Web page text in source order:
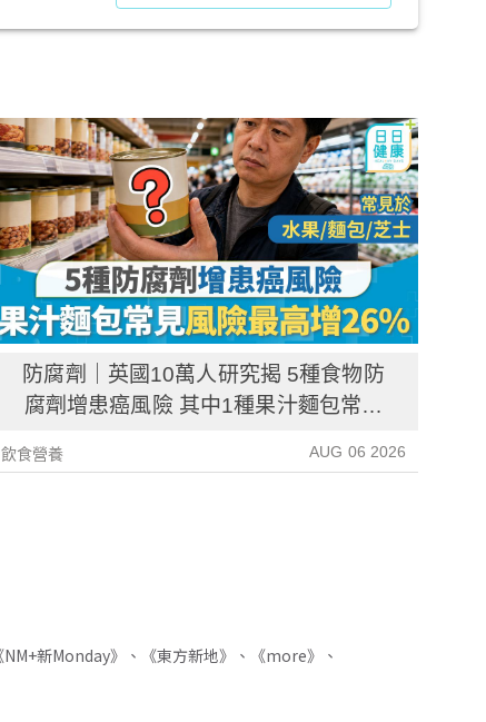
防腐劑｜英國10萬人研究揭 5種食物防
腐劑增患癌風險 其中1種果汁麵包常見
飲食營養 AUG 06 2026